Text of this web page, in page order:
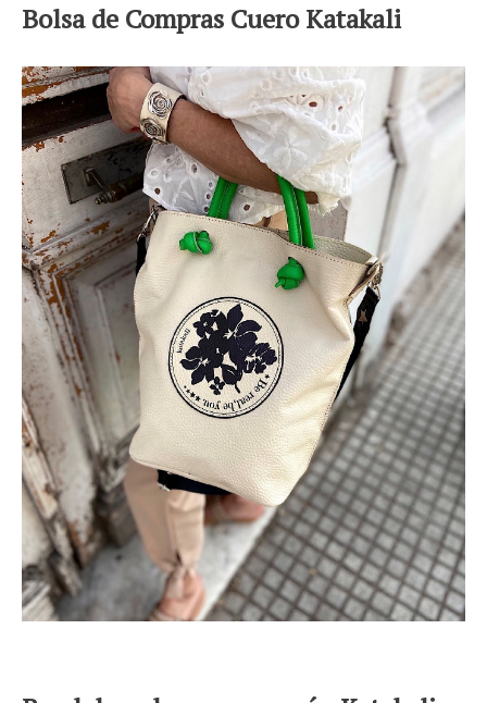
Bolsa de Compras Cuero Katakali